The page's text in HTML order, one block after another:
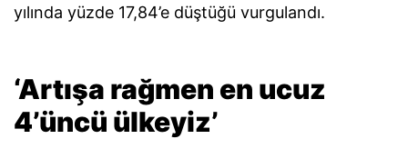
yılında yüzde 17,84’e düştüğü vurgulandı.
‘Artışa rağmen en ucuz
4’üncü ülkeyiz’